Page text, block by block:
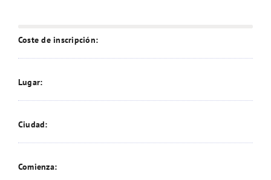
Coste de inscripción:
Lugar:
Ciudad:
Comienza: